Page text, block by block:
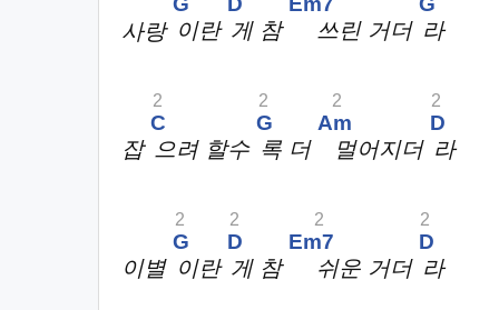
사랑 이란 게 참 쓰린 거더 라
잡
C
2
으려 할수
G
2
록 더
Am
2
멀어지더
D
2
라
이별
G
2
이란
D
2
게 참
Em7
2
쉬운 거더
D
2
라